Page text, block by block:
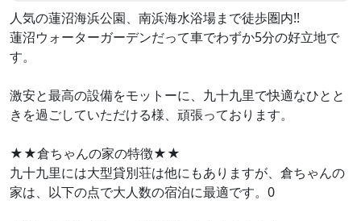
人気の蓮沼海浜公園、南浜海水浴場まで徒歩圏内!!
蓮沼ウォーターガーデンだって車でわずか5分の好立地で
す。
激安と最高の設備をモットーに、九十九里で快適なひとと
きを過ごしていただける様、頑張っております。
★★倉ちゃんの家の特徴★★
九十九里には大型貸別荘は他にもありますが、倉ちゃんの
家は、以下の点で大人数の宿泊に最適です。0